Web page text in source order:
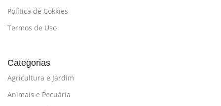
Política de Cokkies
Termos de Uso
Categorias
Agricultura e Jardim
Animais e Pecuária